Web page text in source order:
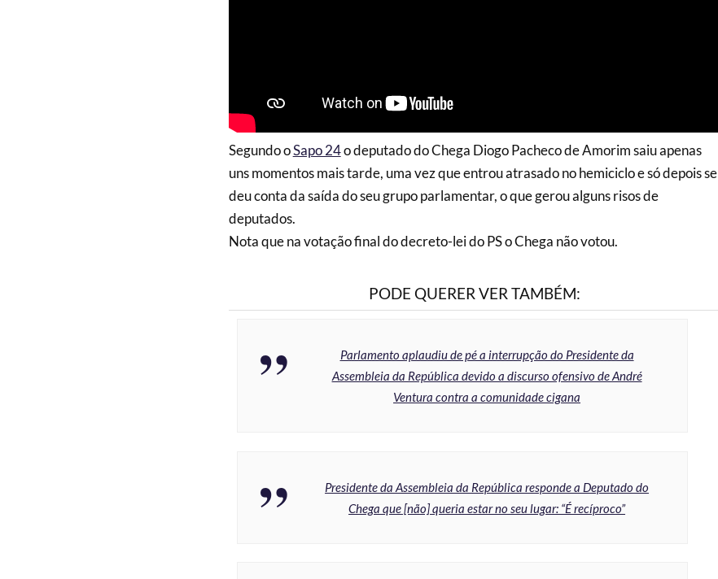
Segundo oSapo 24o deputado do Chega Diogo Pacheco de Amorim saiu apenas
uns momentos mais tarde, uma vez que entrou atrasado no hemiciclo e só depois se
deu conta da saída do seu grupo parlamentar, o que gerou alguns risos de
deputados.
Nota que na votação final do decreto-lei do PS o Chega não votou.
PODE QUERER VER TAMBÉM:
Parlamento aplaudiu de pé a interrupção do Presidente da
Assembleia da República devido a discurso ofensivo de André
Ventura contra a comunidade cigana
Presidente da Assembleia da República responde a Deputado do
Chega que [não] queria estar no seu lugar: “É recíproco”